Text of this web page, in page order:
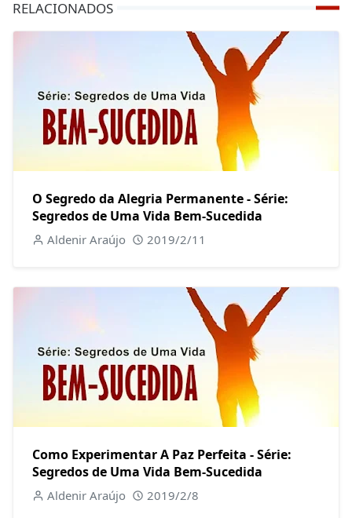
RELACIONADOS
O Segredo da Alegria Permanente - Série:
Segredos de Uma Vida Bem-Sucedida
Aldenir Araújo 2019/2/11
Como Experimentar A Paz Perfeita - Série:
Segredos de Uma Vida Bem-Sucedida
Aldenir Araújo 2019/2/8